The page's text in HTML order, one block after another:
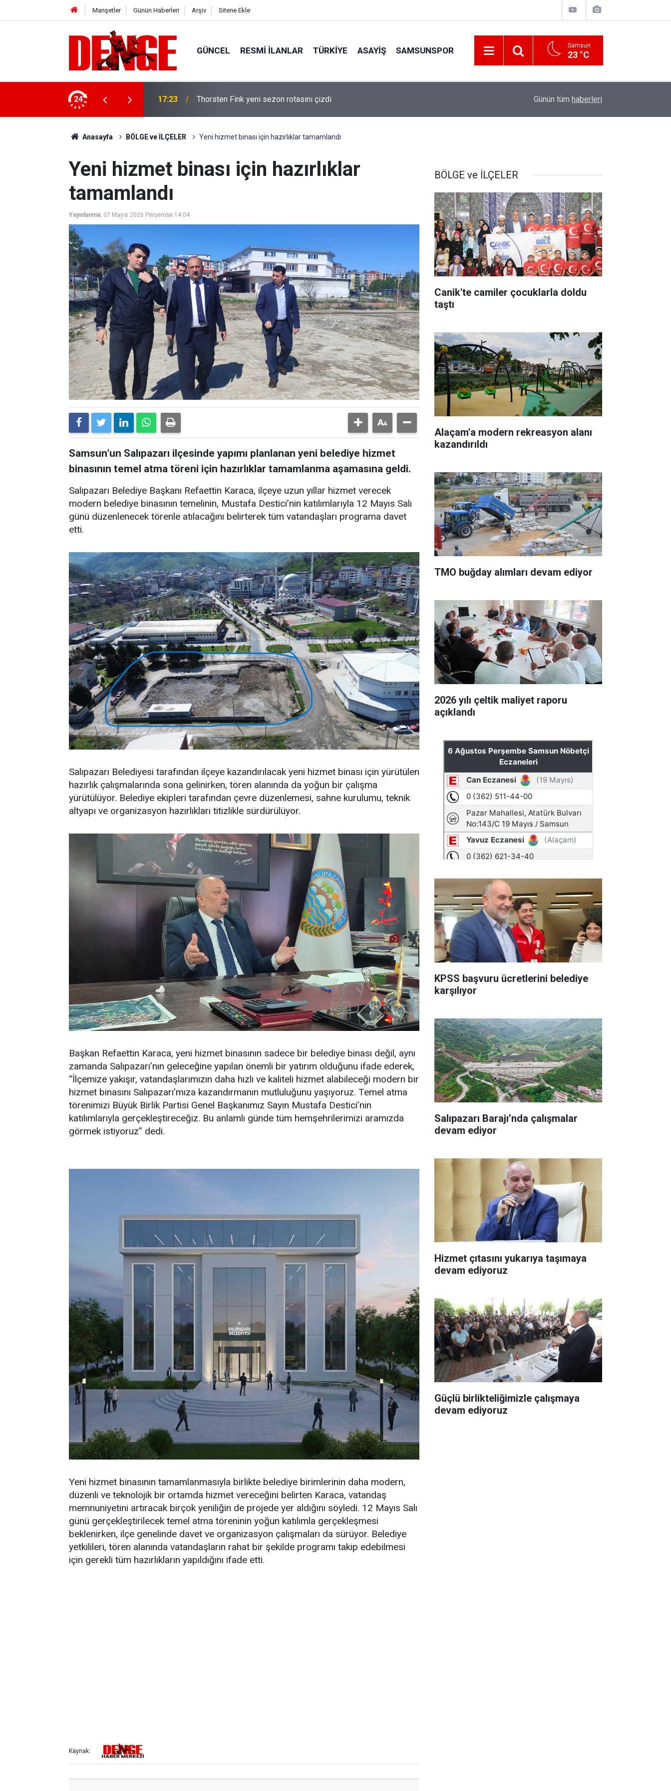
Manşetler Günün Haberleri Arşiv Sitene Ekle
GÜNCEL RESMI İLANLAR TÜRKİYE ASAYİŞ SAMSUNSPOR Samsun
23 °C
24 17:23 Thorsten Fink yeni sezon rotasını çizdi Vatandaşlar evlerinden danışmanlık hizmeti
Günün tüm haberleri
Anasayfa BÖLGE ve İLÇELER Yeni hizmet binası için hazırlıklar tamamlandı
Yeni hizmet binası için hazırlıklar
tamamlandı
Yayınlanma: 07 Mayıs 2026 Perşembe 14:04
Samsun’un Salıpazarı ilçesinde yapımı planlanan yeni belediye hizmet
binasının temel atma töreni için hazırlıklar tamamlanma aşamasına geldi.
Salıpazarı Belediye Başkanı Refaettin Karaca, ilçeye uzun yıllar hizmet verecek
modern belediye binasının temelinin, Mustafa Destici’nin katılımlarıyla 12 Mayıs Salı
günü düzenlenecek törenle atılacağını belirterek tüm vatandaşları programa davet
etti.
Salıpazarı Belediyesi tarafından ilçeye kazandırılacak yeni hizmet binası için yürütülen
hazırlık çalışmalarında sona gelinirken, tören alanında da yoğun bir çalışma
yürütülüyor. Belediye ekipleri tarafından çevre düzenlemesi, sahne kurulumu, teknik
altyapı ve organizasyon hazırlıkları titizlikle sürdürülüyor.
Başkan Refaettin Karaca, yeni hizmet binasının sadece bir belediye binası değil, aynı
zamanda Salıpazarı’nın geleceğine yapılan önemli bir yatırım olduğunu ifade ederek,
“İlçemize yakışır, vatandaşlarımızın daha hızlı ve kaliteli hizmet alabileceği modern bir
hizmet binasını Salıpazarı’mıza kazandırmanın mutluluğunu yaşıyoruz. Temel atma
törenimizi Büyük Birlik Partisi Genel Başkanımız Sayın Mustafa Destici’nin
katılımlarıyla gerçekleştireceğiz. Bu anlamlı günde tüm hemşehrilerimizi aramızda
görmek istiyoruz” dedi.
Yeni hizmet binasının tamamlanmasıyla birlikte belediye birimlerinin daha modern,
düzenli ve teknolojik bir ortamda hizmet vereceğini belirten Karaca, vatandaş
memnuniyetini artıracak birçok yeniliğin de projede yer aldığını söyledi. 12 Mayıs Salı
günü gerçekleştirilecek temel atma töreninin yoğun katılımla gerçekleşmesi
beklenirken, ilçe genelinde davet ve organizasyon çalışmaları da sürüyor. Belediye
yetkilileri, tören alanında vatandaşların rahat bir şekilde programı takip edebilmesi
için gerekli tüm hazırlıkların yapıldığını ifade etti.
Kaynak:
BÖLGE ve İLÇELER
Canik'te camiler çocuklarla doldu
taştı
Alaçam'a modern rekreasyon alanı
kazandırıldı
TMO buğday alımları devam ediyor
2026 yılı çeltik maliyet raporu
açıklandı
KPSS başvuru ücretlerini belediye
karşılıyor
Salıpazarı Barajı’nda çalışmalar
devam ediyor
Hizmet çıtasını yukarıya taşımaya
devam ediyoruz
Güçlü birlikteliğimizle çalışmaya
devam ediyoruz